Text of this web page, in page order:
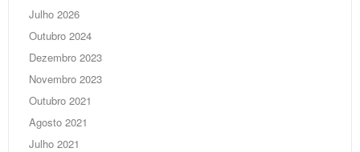
Julho 2026
Outubro 2024
Dezembro 2023
Novembro 2023
Outubro 2021
Agosto 2021
Julho 2021